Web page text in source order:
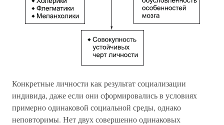
Конкретные личности как результат социализации
индивида, даже если они сформировались в условиях
примерно одинаковой социальной среды, однако
неповторимы. Нет двух совершенно одинаковых